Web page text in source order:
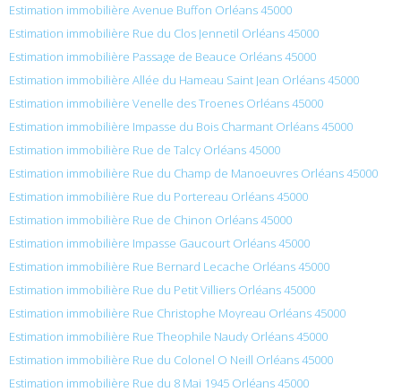
Estimation immobilière Avenue Buffon Orléans 45000
Estimation immobilière Rue du Clos Jennetil Orléans 45000
Estimation immobilière Passage de Beauce Orléans 45000
Estimation immobilière Allée du Hameau Saint Jean Orléans 45000
Estimation immobilière Venelle des Troenes Orléans 45000
Estimation immobilière Impasse du Bois Charmant Orléans 45000
Estimation immobilière Rue de Talcy Orléans 45000
Estimation immobilière Rue du Champ de Manoeuvres Orléans 45000
Estimation immobilière Rue du Portereau Orléans 45000
Estimation immobilière Rue de Chinon Orléans 45000
Estimation immobilière Impasse Gaucourt Orléans 45000
Estimation immobilière Rue Bernard Lecache Orléans 45000
Estimation immobilière Rue du Petit Villiers Orléans 45000
Estimation immobilière Rue Christophe Moyreau Orléans 45000
Estimation immobilière Rue Theophile Naudy Orléans 45000
Estimation immobilière Rue du Colonel O Neill Orléans 45000
Estimation immobilière Rue du 8 Mai 1945 Orléans 45000